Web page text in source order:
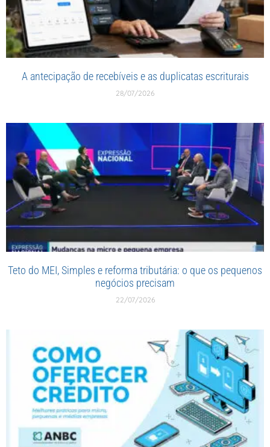
A antecipação de recebíveis e as duplicatas escriturais
28/07/2026
Teto do MEI, Simples e reforma tributária: o que os pequenos
negócios precisam
22/07/2026